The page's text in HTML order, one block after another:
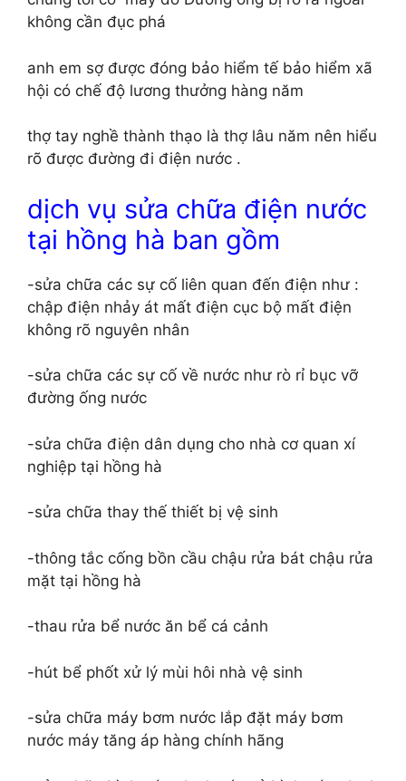
không cần đục phá
anh em sợ được đóng bảo hiểm tế bảo hiểm xã
hội có chế độ lương thưởng hàng năm
thợ tay nghề thành thạo là thợ lâu năm nên hiểu
rõ được đường đi điện nước .
dịch vụ sửa chữa điện nước
tại hồng hà ban gồm
-sửa chữa các sự cố liên quan đến điện như :
chập điện nhảy át mất điện cục bộ mất điện
không rõ nguyên nhân
-sửa chữa các sự cố về nước như rò rỉ bục vỡ
đường ống nước
-sửa chữa điện dân dụng cho nhà cơ quan xí
nghiệp tại hồng hà
-sửa chữa thay thế thiết bị vệ sinh
-thông tắc cống bồn cầu chậu rửa bát chậu rửa
mặt tại hồng hà
-thau rửa bể nước ăn bể cá cảnh
-hút bể phốt xử lý mùi hôi nhà vệ sinh
-sửa chữa máy bơm nước lắp đặt máy bơm
nước máy tăng áp hàng chính hãng